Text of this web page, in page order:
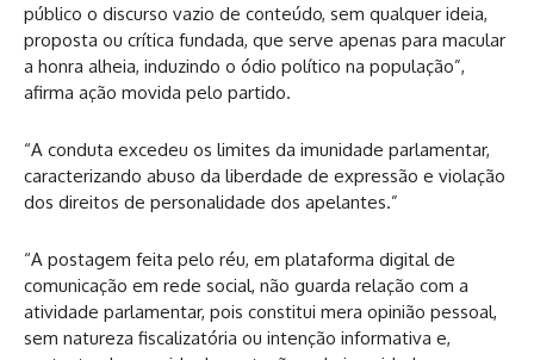
público o discurso vazio de conteúdo, sem qualquer ideia,
proposta ou crítica fundada, que serve apenas para macular
a honra alheia, induzindo o ódio político na população”,
afirma ação movida pelo partido.
“A conduta excedeu os limites da imunidade parlamentar,
caracterizando abuso da liberdade de expressão e violação
dos direitos de personalidade dos apelantes.”
“A postagem feita pelo réu, em plataforma digital de
comunicação em rede social, não guarda relação com a
atividade parlamentar, pois constitui mera opinião pessoal,
sem natureza fiscalizatória ou intenção informativa e,